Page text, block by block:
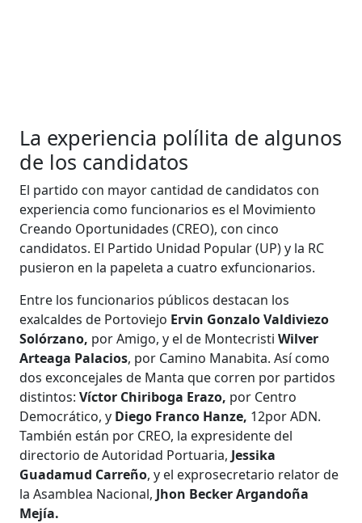
La experiencia polílita de algunos
de los candidatos
El partido con mayor cantidad de candidatos con
experiencia como funcionarios es el Movimiento
Creando Oportunidades (CREO), con cinco
candidatos. El Partido Unidad Popular (UP) y la RC
pusieron en la papeleta a cuatro exfuncionarios.
Entre los funcionarios públicos destacan los
exalcaldes de Portoviejo Ervin Gonzalo Valdiviezo
Solórzano, por Amigo, y el de MontecristiWilver
Arteaga Palacios, por Camino Manabita. Así como
dos exconcejales de Manta que corren por partidos
distintos:Víctor Chiriboga Erazo, por Centro
Democrático, y Diego Franco Hanze, 12por ADN.
También están por CREO, la expresidente del
directorio de Autoridad Portuaria, Jessika
Guadamud Carreño, y el exprosecretario relator de
la Asamblea Nacional, Jhon Becker Argandoña
Mejía.